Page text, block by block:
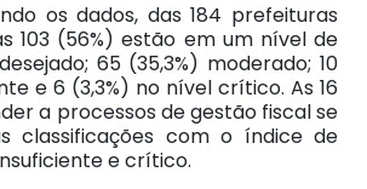
os dados, das 184 prefeituras
103 (56%) estão em um nível de
65 (35,3%) moderado; 10
e 6 (3,3%) no nível crítico. As 16
a processos de gestão fiscal se
classificações com o índice de
e crítico.